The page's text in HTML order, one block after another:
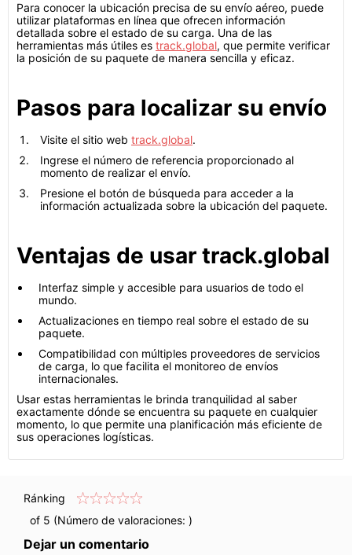
Para conocer la ubicación precisa de su envío aéreo, puede
utilizar plataformas en línea que ofrecen información
detallada sobre el estado de su carga. Una de las
herramientas más útiles es track.global, que permite verificar
la posición de su paquete de manera sencilla y eficaz.
Pasos para localizar su envío
Visite el sitio web track.global.
Ingrese el número de referencia proporcionado al
momento de realizar el envío.
Presione el botón de búsqueda para acceder a la
información actualizada sobre la ubicación del paquete.
Ventajas de usar track.global
Interfaz simple y accesible para usuarios de todo el
mundo.
Actualizaciones en tiempo real sobre el estado de su
paquete.
Compatibilidad con múltiples proveedores de servicios
de carga, lo que facilita el monitoreo de envíos
internacionales.
Usar estas herramientas le brinda tranquilidad al saber
exactamente dónde se encuentra su paquete en cualquier
momento, lo que permite una planificación más eficiente de
sus operaciones logísticas.
Ránking
of 5 (Número de valoraciones: )
Dejar un comentario